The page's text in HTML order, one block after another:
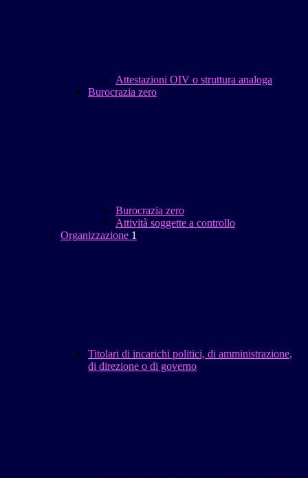
Attestazioni OIV o struttura analoga
Burocrazia zero
Burocrazia zero
Attività soggette a controllo
Organizzazione 1
Titolari di incarichi politici, di amministrazione,
di direzione o di governo